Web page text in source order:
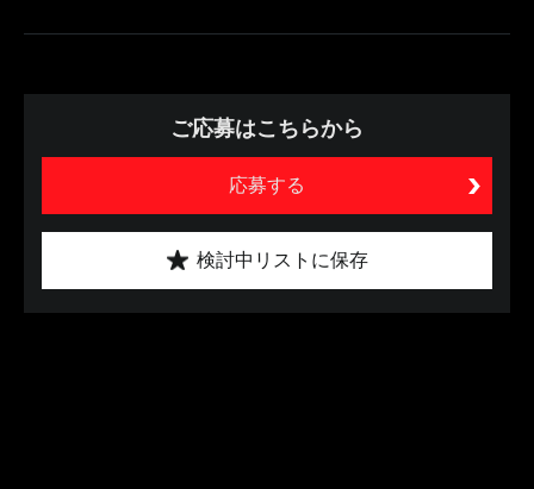
ご応募はこちらから
応募する
検討中リストに保存